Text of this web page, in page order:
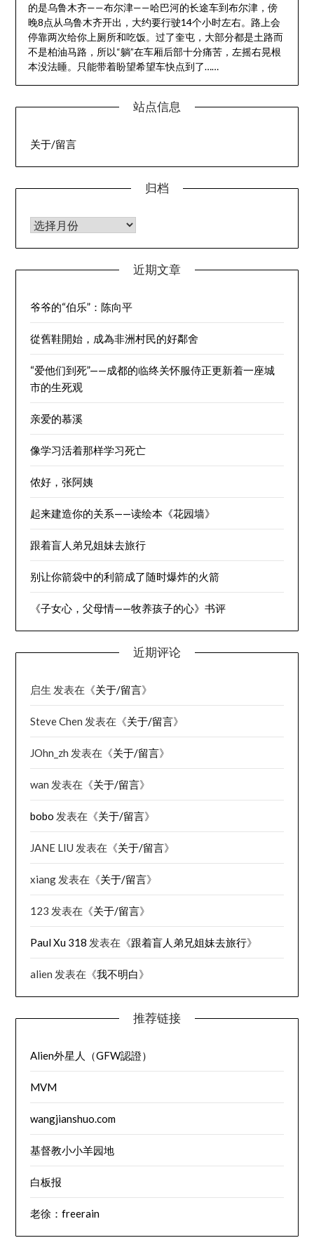
的是乌鲁木齐——布尔津——哈巴河的长途车到布尔津，傍
晚8点从乌鲁木齐开出，大约要行驶14个小时左右。路上会
停靠两次给你上厕所和吃饭。过了奎屯，大部分都是土路而
不是柏油马路，所以“躺”在车厢后部十分痛苦，左摇右晃根
本没法睡。只能带着盼望希望车快点到了……
站点信息
关于/留言
归档
归档
近期文章
爷爷的“伯乐”：陈向平
從舊鞋開始，成為非洲村民的好鄰舍
“爱他们到死”——成都的临终关怀服侍正更新着一座城
市的生死观
亲爱的慕溪
像学习活着那样学习死亡
侬好，张阿姨
起来建造你的关系——读绘本《花园墙》
跟着盲人弟兄姐妹去旅行
别让你箭袋中的利箭成了随时爆炸的火箭
《子女心，父母情——牧养孩子的心》书评
近期评论
启生 发表在《关于/留言》
Steve Chen 发表在《关于/留言》
JOhn_zh 发表在《关于/留言》
wan 发表在《关于/留言》
bobo 发表在《关于/留言》
JANE LIU 发表在《关于/留言》
xiang 发表在《关于/留言》
123 发表在《关于/留言》
Paul Xu 318 发表在《跟着盲人弟兄姐妹去旅行》
alien 发表在《我不明白》
推荐链接
Alien外星人（GFW認證）
MVM
wangjianshuo.com
基督教小小羊园地
白板报
老徐：freerain